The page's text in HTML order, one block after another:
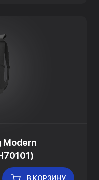
Modern